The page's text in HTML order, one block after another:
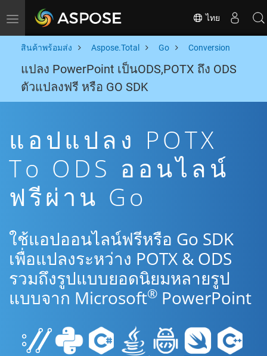
Toggle navigation ไทย
สินค้าพร้อมส่ง Aspose.Total Go Conversion
แปลง PowerPoint เป็นODS,POTX ถึง ODS
ตัวแปลงฟรี หรือ GO SDK
แอปแปลง POTX
To ODS ออนไลน์
ฟรีผ่าน Go
ใช้แอปออนไลน์ฟรีหรือ Go SDK
เพื่อแปลงระหว่าง POTX & ODS
รวมถึงรูปแบบยอดนิยมหลายรูป
แบบจาก Microsoft® PowerPoint